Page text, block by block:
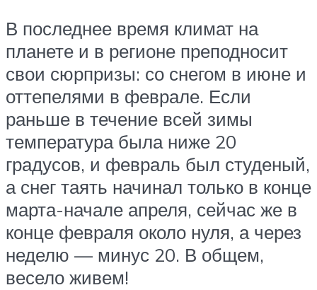
В последнее время климат на
планете и в регионе преподносит
свои сюрпризы: со снегом в июне и
оттепелями в феврале. Если
раньше в течение всей зимы
температура была ниже 20
градусов, и февраль был студеный,
а снег таять начинал только в конце
марта-начале апреля, сейчас же в
конце февраля около нуля, а через
неделю — минус 20. В общем,
весело живем!